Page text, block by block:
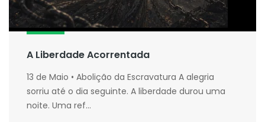
A Liberdade Acorrentada
13 de Maio • Abolição da Escravatura A alegria
sorriu até o dia seguinte. A liberdade durou uma
noite. Uma ref...